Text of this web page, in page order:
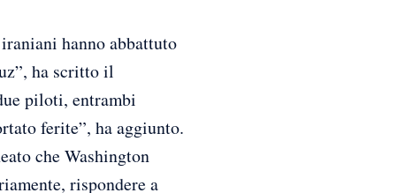
hanno abbattuto
ha scritto il
piloti, entrambi
ferite”, ha aggiunto.
che Washington
rispondere a